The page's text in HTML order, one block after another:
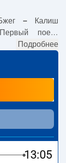
– Калиш
по адресу
- предлагают
более долгое
Подробнее
13:05